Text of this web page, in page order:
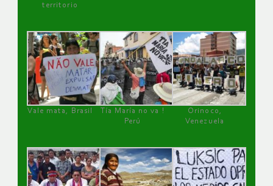
territorio
Vale mata, Brasil
Tía María no va !
Perú
Orinoco,
Venezuela